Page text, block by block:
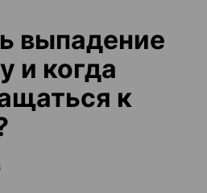
выпадение
и когда
к